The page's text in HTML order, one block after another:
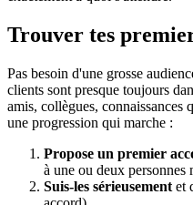
Trouver tes
Pas besoin d'une grosse
clients sont presque toujours
amis, collègues,
une progression qui marche :
Propose un premier
à une ou deux
Suis-les sérieusement et